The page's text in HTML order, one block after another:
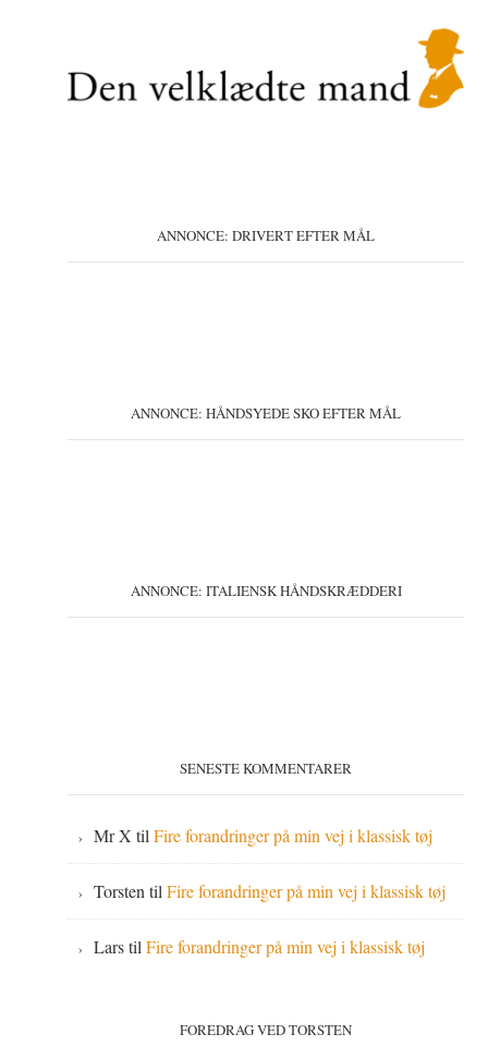
ANNONCE: DRIVERT EFTER MÅL
ANNONCE: HÅNDSYEDE SKO EFTER MÅL
ANNONCE: ITALIENSK HÅNDSKRÆDDERI
SENESTE KOMMENTARER
Mr X tilFire forandringer på min vej i klassisk tøj
Torsten tilFire forandringer på min vej i klassisk tøj
LarstilFire forandringer på min vej i klassisk tøj
FOREDRAG VED TORSTEN